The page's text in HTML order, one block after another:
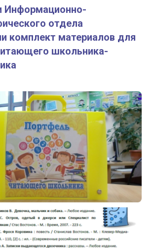
Информационно-
отдела
комплект материалов для
школьника-